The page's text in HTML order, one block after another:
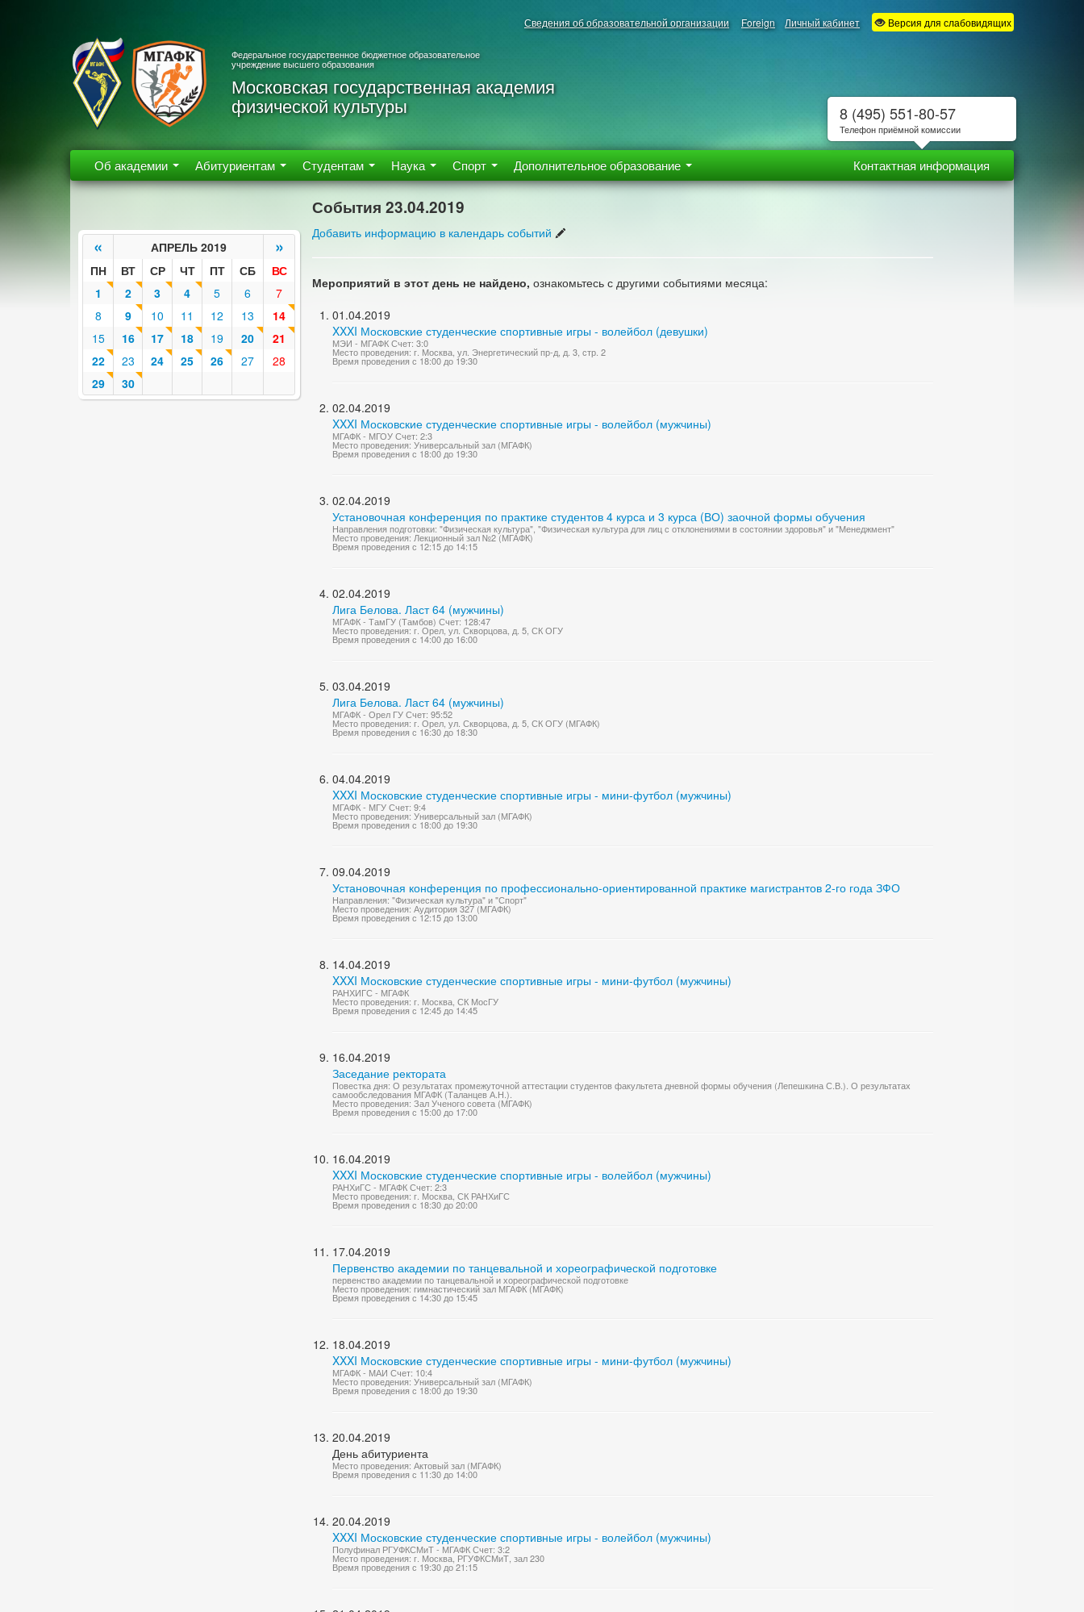
Сведения об образовательной организации Foreign Личный кабинет Версия для слабовидящих
Федеральное государственное бюджетное образовательное
учреждение высшего образования
Московская государственная академия
физической культуры
Об академии Абитуриентам Студентам Наука Спорт Дополнительное образование Контактная информация
« АПРЕЛЬ 2019 »
ПН ВТ СР ЧТ ПТ СБ
ВС
1
2 3 4 5 6
7
8
9 10 11 12 13
14
15
16 17 18 19 20
21
22
23 24 25 26 27
28
29
30
События 23.04.2019
Добавить информацию в календарь событий
Мероприятий в этот день не найдено, ознакомьтесь с другими событиями месяца:
01.04.2019
XXXI Московские студенческие спортивные игры - волейбол (девушки)
МЭИ - МГАФК Счет: 3:0
Место проведения: г. Москва, ул. Энергетический пр-д, д. 3, стр. 2
Время проведения с 18:00 до 19:30
02.04.2019
XXXI Московские студенческие спортивные игры - волейбол (мужчины)
МГАФК - МГОУ Счет: 2:3
Место проведения: Универсальный зал (МГАФК)
Время проведения с 18:00 до 19:30
02.04.2019
Установочная конференция по практике студентов 4 курса и 3 курса (ВО) заочной формы обучения
Направления подготовки: "Физическая культура", "Физическая культура для лиц с отклонениями в состоянии здоровья" и "Менеджмент"
Место проведения: Лекционный зал №2 (МГАФК)
Время проведения с 12:15 до 14:15
02.04.2019
Лига Белова. Ласт 64 (мужчины)
МГАФК - ТамГУ (Тамбов) Счет: 128:47
Место проведения: г. Орел, ул. Скворцова, д. 5, СК ОГУ
Время проведения с 14:00 до 16:00
03.04.2019
Лига Белова. Ласт 64 (мужчины)
МГАФК - Орел ГУ Счет: 95:52
Место проведения: г. Орел, ул. Скворцова, д. 5, СК ОГУ (МГАФК)
Время проведения с 16:30 до 18:30
04.04.2019
XXXI Московские студенческие спортивные игры - мини-футбол (мужчины)
МГАФК - МГУ Счет: 9:4
Место проведения: Универсальный зал (МГАФК)
Время проведения с 18:00 до 19:30
09.04.2019
Установочная конференция по профессионально-ориентированной практике магистрантов 2-го года ЗФО
Направления: "Физическая культура" и "Спорт"
Место проведения: Аудитория 327 (МГАФК)
Время проведения с 12:15 до 13:00
14.04.2019
XXXI Московские студенческие спортивные игры - мини-футбол (мужчины)
РАНХИГС - МГАФК
Место проведения: г. Москва, СК МосГУ
Время проведения с 12:45 до 14:45
16.04.2019
Заседание ректората
Повестка дня: О результатах промежуточной аттестации студентов факультета дневной формы обучения (Лепешкина С.В.). О результатах
самообследования МГАФК (Таланцев А.Н.).
Место проведения: Зал Ученого совета (МГАФК)
Время проведения с 15:00 до 17:00
16.04.2019
XXXI Московские студенческие спортивные игры - волейбол (мужчины)
РАНХиГС - МГАФК Счет: 2:3
Место проведения: г. Москва, СК РАНХиГС
Время проведения с 18:30 до 20:00
17.04.2019
Первенство академии по танцевальной и хореографической подготовке
первенство академии по танцевальной и хореографической подготовке
Место проведения: гимнастический зал МГАФК (МГАФК)
Время проведения с 14:30 до 15:45
18.04.2019
XXXI Московские студенческие спортивные игры - мини-футбол (мужчины)
МГАФК - МАИ Счет: 10:4
Место проведения: Универсальный зал (МГАФК)
Время проведения с 18:00 до 19:30
20.04.2019
День абитуриента
Место проведения: Актовый зал (МГАФК)
Время проведения с 11:30 до 14:00
20.04.2019
XXXI Московские студенческие спортивные игры - волейбол (мужчины)
Полуфинал РГУФКСМиТ - МГАФК Счет: 3:2
Место проведения: г. Москва, РГУФКСМиТ, зал 230
Время проведения с 19:30 до 21:15
8 (495) 551-80-57
Телефон приёмной комиссии